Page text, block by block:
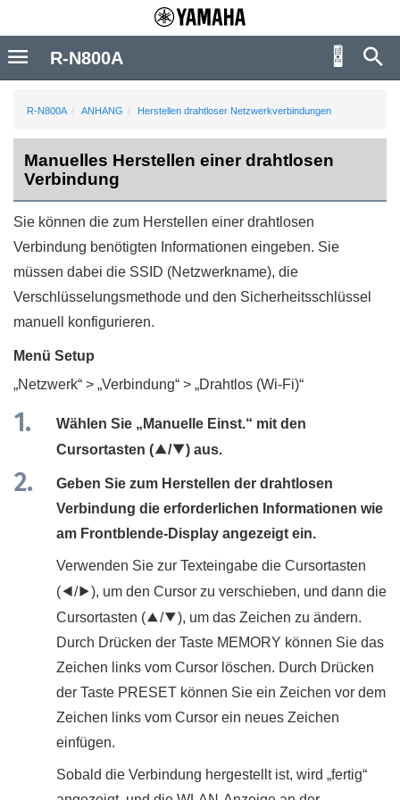
R-N800A ANHANG Herstellen drahtloser Netzwerkverbindungen
Manuelles Herstellen einer drahtlosen
Verbindung
Sie können die zum Herstellen einer drahtlosen
Verbindung benötigten Informationen eingeben. Sie
müssen dabei die SSID (Netzwerkname), die
Verschlüsselungsmethode und den Sicherheitsschlüssel
manuell konfigurieren.
Menü Setup
„Netzwerk“ > „Verbindung“ > „Drahtlos (Wi-Fi)“
Wählen Sie „ Manuelle Einst.“ mit den
Cursortasten (q/w) aus.
Geben Sie zum Herstellen der drahtlosen
Verbindung die erforderlichen Informationen wie
am Frontblende-Display angezeigt ein.
Verwenden Sie zur Texteingabe die Cursortasten
(e/r), um den Cursor zu verschieben, und dann die
Cursortasten (q/w), um das Zeichen zu ändern.
Durch Drücken der Taste MEMORY können Sie das
Zeichen links vom Cursor löschen. Durch Drücken
der Taste PRESET können Sie ein Zeichen vor dem
Zeichen links vom Cursor ein neues Zeichen
einfügen.
Sobald die Verbindung hergestellt ist, wird „fertig“
R-N800A